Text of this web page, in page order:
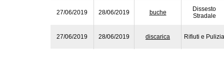
27/06/2019 28/06/2019 buche
Dissesto
Stradale
27/06/2019 28/06/2019 discarica Rifiuti e Pulizia